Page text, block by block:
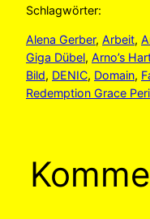
Schlagwörter:
Alena Gerber, Arbeit,
Giga Dübel, Arno’s
Bild, DENIC, Domain,
Redemption Grace